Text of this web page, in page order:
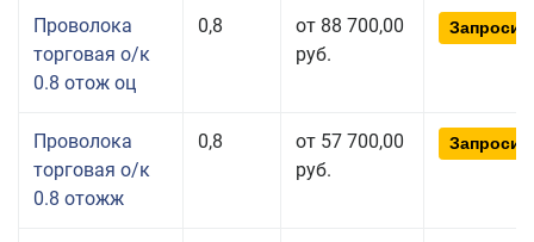
Проволока
торговая о/к
0.8 отож оц
0,8
от 88 700,00
руб.
Проволока
торговая о/к
0.8 отожж
0,8
от 57 700,00
руб.